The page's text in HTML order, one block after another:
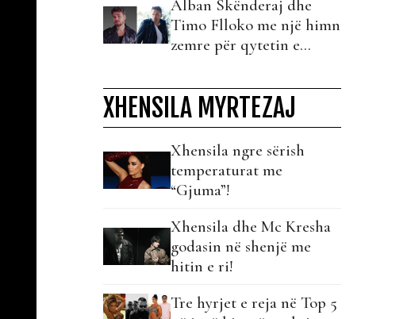
album është…
Alban Skënderaj dhe
Timo Flloko me një himn
zemre për qytetin e
XHENSILA MYRTEZAJ
Xhensila ngre sërish
temperaturat me
“Gjuma”!
Xhensila dhe Mc Kresha
godasin në shenjë me
hitin e ri!
Tre hyrjet e reja në Top 5